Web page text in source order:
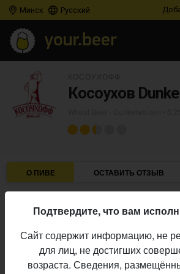
Минск Русский
Косоухов
О ПИВЕ ОСТАВИТЬ ОТЗЫВ
Пивоварня:
Алкоголь:
5,2%
Начало
выпуска:
04.03.2023
Подтвердите, что вам
Сайт содержит информацию, не
для лиц, не достигших
возраста. Сведения,